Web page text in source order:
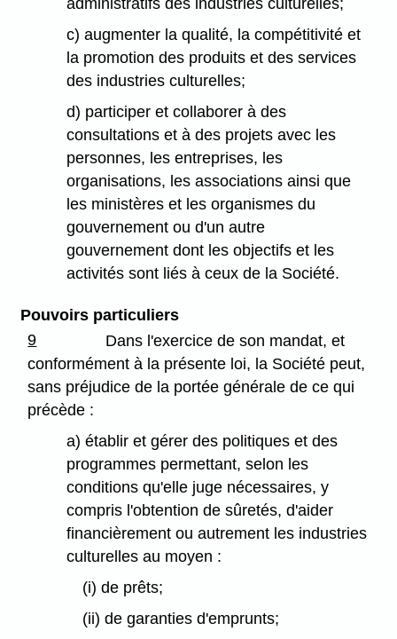
administratifs des industries culturelles;
c) augmenter la qualité, la compétitivité et
la promotion des produits et des services
des industries culturelles;
d) participer et collaborer à des
consultations et à des projets avec les
personnes, les entreprises, les
organisations, les associations ainsi que
les ministères et les organismes du
gouvernement ou d'un autre
gouvernement dont les objectifs et les
activités sont liés à ceux de la Société.
Pouvoirs particuliers
9
Dans l'exercice de son mandat, et
conformément à la présente loi, la Société peut,
sans préjudice de la portée générale de ce qui
précède :
a) établir et gérer des politiques et des
programmes permettant, selon les
conditions qu'elle juge nécessaires, y
compris l'obtention de sûretés, d'aider
financièrement ou autrement les industries
culturelles au moyen :
(i) de prêts;
(ii) de garanties d'emprunts;